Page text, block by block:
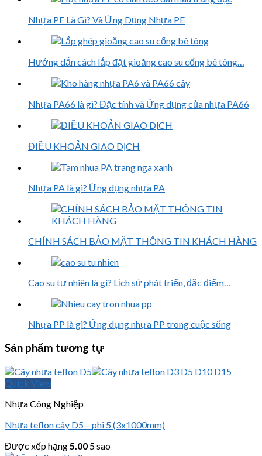
Nhựa PE Là Gì? Và Ứng Dụng Nhựa PE
Hướng dẫn cách lắp đặt gioăng cao su cống bê tông…
Nhựa PA66 là gì? Đặc tính và Ứng dụng của nhựa PA66
ĐIỀU KHOẢN GIAO DỊCH
Nhựa PA là gì? Ứng dụng nhựa PA
CHÍNH SÁCH BẢO MẬT THÔNG TIN KHÁCH HÀNG
Cao su tự nhiên là gì? Lịch sử phát triển, đặc điểm…
Nhựa PP là gì? Ứng dụng nhựa PP trong cuộc sống
Sản phẩm tương tự
Quick View
Nhựa Công Nghiệp
Nhựa teflon cây D5 – phi 5 (3x1000mm)
Được xếp hạng 5.00 5 sao